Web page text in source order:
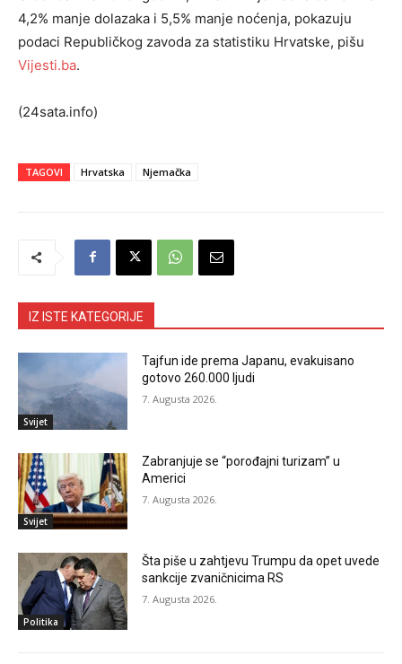
4,2% manje dolazaka i 5,5% manje noćenja, pokazuju
podaci Republičkog zavoda za statistiku Hrvatske, pišu
Vijesti.ba.
(24sata.info)
TAGOVI Hrvatska Njemačka
IZ ISTE KATEGORIJE
Svijet
Tajfun ide prema Japanu, evakuisano
gotovo 260.000 ljudi
7. Augusta 2026.
Svijet
Zabranjuje se “porođajni turizam” u
Americi
7. Augusta 2026.
Politika
Šta piše u zahtjevu Trumpu da opet uvede
sankcije zvaničnicima RS
7. Augusta 2026.